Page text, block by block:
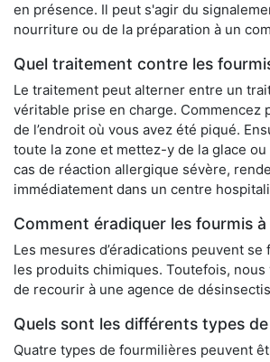
en présence. Il peut s'agir du
nourriture ou de la préparation à un
Quel traitement contre les
Le traitement peut alterner entre un
véritable prise en charge. Commencez
de l’endroit où vous avez été piqué.
toute la zone et mettez-y de la glace ou
cas de réaction allergique sévère,
immédiatement dans un centre
Comment éradiquer les fourmis à
Les mesures d’éradications peuvent se
les produits chimiques. Toutefois,
de recourir à une agence de
Quels sont les différents types
Quatre types de fourmilières peuvent